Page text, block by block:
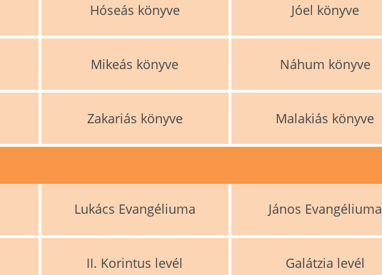
Hóseás könyve Jóel könyve
Mikeás könyve Náhum könyve
Zakariás könyve Malakiás könyve
Lukács Evangéliuma János Evangéliuma
II. Korintus levél Galátzia levél